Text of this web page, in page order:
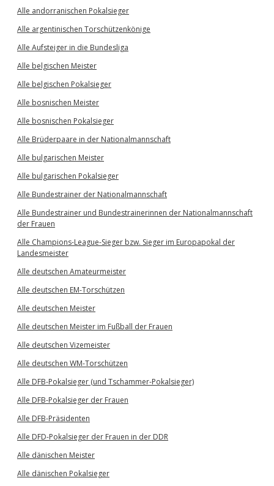
Alle andorranischen Pokalsieger
Alle argentinischen Torschützenkönige
Alle Aufsteiger in die Bundesliga
Alle belgischen Meister
Alle belgischen Pokalsieger
Alle bosnischen Meister
Alle bosnischen Pokalsieger
Alle Brüderpaare in der Nationalmannschaft
Alle bulgarischen Meister
Alle bulgarischen Pokalsieger
Alle Bundestrainer der Nationalmannschaft
Alle Bundestrainer und Bundestrainerinnen der Nationalmannschaft
der Frauen
Alle Champions-League-Sieger bzw. Sieger im Europapokal der
Landesmeister
Alle deutschen Amateurmeister
Alle deutschen EM-Torschützen
Alle deutschen Meister
Alle deutschen Meister im Fußball der Frauen
Alle deutschen Vizemeister
Alle deutschen WM-Torschützen
Alle DFB-Pokalsieger (und Tschammer-Pokalsieger)
Alle DFB-Pokalsieger der Frauen
Alle DFB-Präsidenten
Alle DFD-Pokalsieger der Frauen in der DDR
Alle dänischen Meister
Alle dänischen Pokalsieger